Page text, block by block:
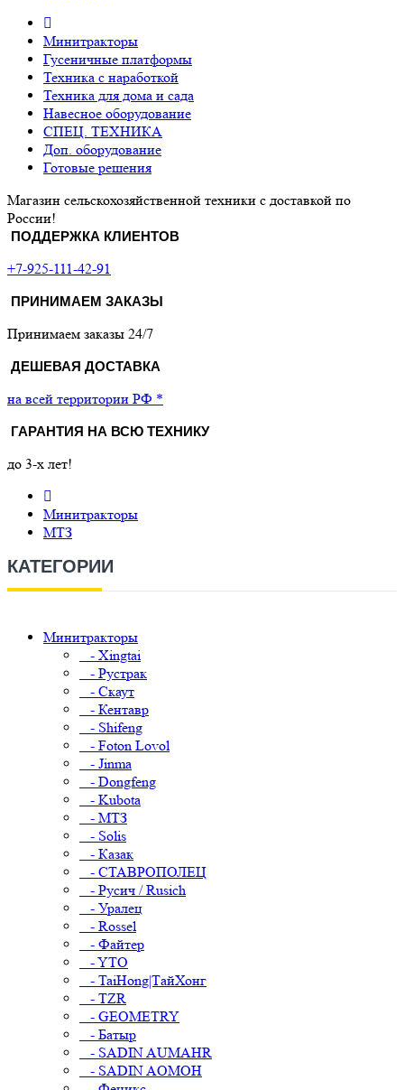
Минитракторы
Гусеничные платформы
Техника с наработкой
Техника для дома и сада
Навесное оборудование
СПЕЦ. ТЕХНИКА
Доп. оборудование
Готовые решения
Магазин сельскохозяйственной техники с доставкой по
России!
ПОДДЕРЖКА КЛИЕНТОВ
+7-925-111-42-91
ПРИНИМАЕМ ЗАКАЗЫ
Принимаем заказы 24/7
ДЕШЕВАЯ ДОСТАВКА
на всей территории РФ *
ГАРАНТИЯ НА ВСЮ ТЕХНИКУ
до 3-х лет!
Минитракторы
МТЗ
КАТЕГОРИИ
Минитракторы
- Xingtai
- Рустрак
- Скаут
- Кентавр
- Shifeng
- Foton Lovol
- Jinma
- Dongfeng
- Kubota
- МТЗ
- Solis
- Казак
- СТАВРОПОЛЕЦ
- Русич / Rusich
- Уралец
- Rossel
- Файтер
- YTO
- TaiHong|ТайХонг
- TZR
- GEOMETRY
- Батыр
- SADIN AUMAHR
- SADIN AOMOH